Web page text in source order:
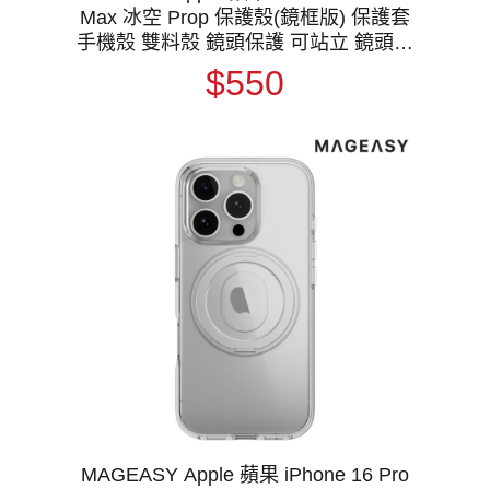
Max 冰空 Prop 保護殼(鏡框版) 保護套
手機殼 雙料殼 鏡頭保護 可站立 鏡頭支
架
$550
MAGEASY Apple 蘋果 iPhone 16 Pro